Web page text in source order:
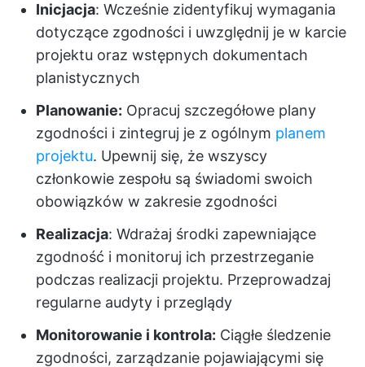
Inicjacja: Wcześnie zidentyfikuj wymagania
dotyczące zgodności i uwzględnij je w karcie
projektu oraz wstępnych dokumentach
planistycznych
Planowanie: Opracuj szczegółowe plany
zgodności i zintegruj je z ogólnym planem
projektu. Upewnij się, że wszyscy
członkowie zespołu są świadomi swoich
obowiązków w zakresie zgodności
Realizacja: Wdrażaj środki zapewniające
zgodność i monitoruj ich przestrzeganie
podczas realizacji projektu. Przeprowadzaj
regularne audyty i przeglądy
Monitorowanie i kontrola: Ciągłe śledzenie
zgodności, zarządzanie pojawiającymi się